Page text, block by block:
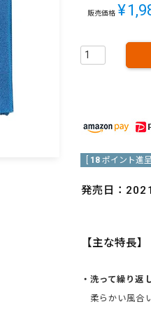
販売価格 ¥
18 ポイント進呈 ]
発売日：
【主な特長】
・洗って繰り返
柔らかい風合